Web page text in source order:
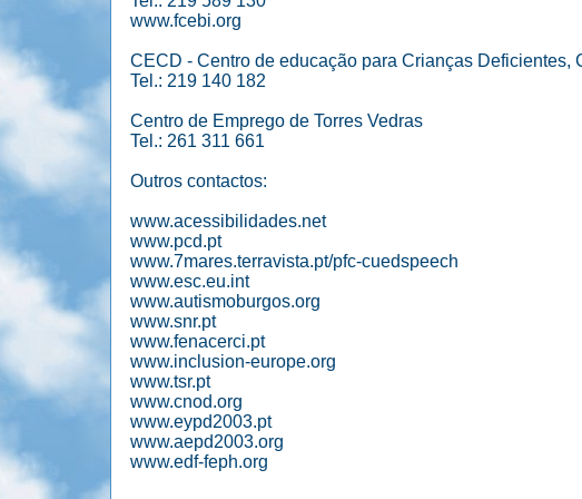
www.fcebi.org
CECD - Centro de educação para Crianças Deficientes,
Tel.: 219 140 182
Centro de Emprego de Torres Vedras
Tel.: 261 311 661
Outros contactos:
www.acessibilidades.net
www.pcd.pt
www.7mares.terravista.pt/pfc-cuedspeech
www.esc.eu.int
www.autismoburgos.org
www.snr.pt
www.fenacerci.pt
www.inclusion-europe.org
www.tsr.pt
www.cnod.org
www.eypd2003.pt
www.aepd2003.org
www.edf-feph.org